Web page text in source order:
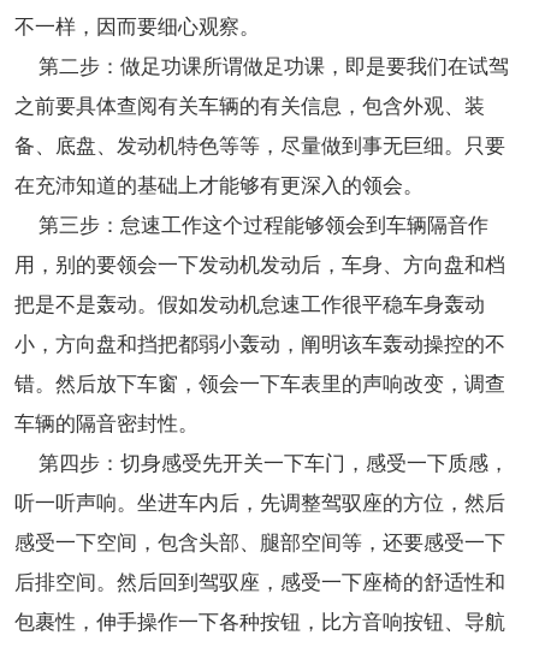
不一样，因而要细心观察。
第二步：做足功课所谓做足功课，即是要我们在试驾
之前要具体查阅有关车辆的有关信息，包含外观、装
备、底盘、发动机特色等等，尽量做到事无巨细。只要
在充沛知道的基础上才能够有更深入的领会。
第三步：怠速工作这个过程能够领会到车辆隔音作
用，别的要领会一下发动机发动后，车身、方向盘和档
把是不是轰动。假如发动机怠速工作很平稳车身轰动
小，方向盘和挡把都弱小轰动，阐明该车轰动操控的不
错。然后放下车窗，领会一下车表里的声响改变，调查
车辆的隔音密封性。
第四步：切身感受先开关一下车门，感受一下质感，
听一听声响。坐进车内后，先调整驾驭座的方位，然后
感受一下空间，包含头部、腿部空间等，还要感受一下
后排空间。然后回到驾驭座，感受一下座椅的舒适性和
包裹性，伸手操作一下各种按钮，比方音响按钮、导航